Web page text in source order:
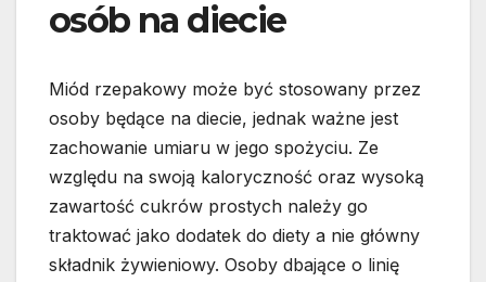
osób na diecie
Miód rzepakowy może być stosowany przez
osoby będące na diecie, jednak ważne jest
zachowanie umiaru w jego spożyciu. Ze
względu na swoją kaloryczność oraz wysoką
zawartość cukrów prostych należy go
traktować jako dodatek do diety a nie główny
składnik żywieniowy. Osoby dbające o linię